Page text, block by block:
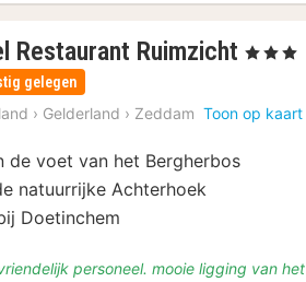
foto
Restaurant Ruimzicht 1
vanaf
€
, 3 Sterren
gelegen
› Gelderland › Zeddam Toon op kaart
de voet van het Bergherbos
natuurrijke Achterhoek
Doetinchem
personeel. mooie ligging van